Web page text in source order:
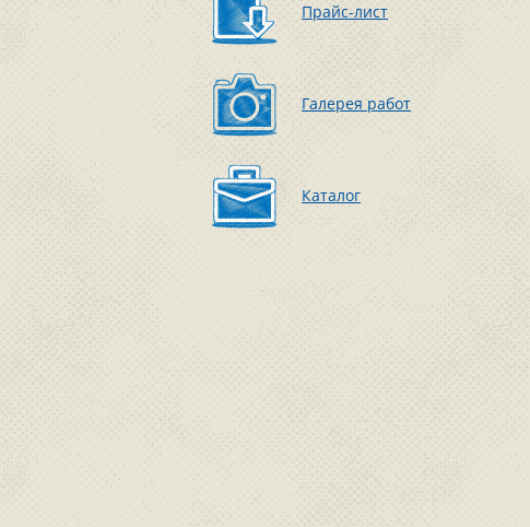
Прайс-лист
Галерея работ
Каталог